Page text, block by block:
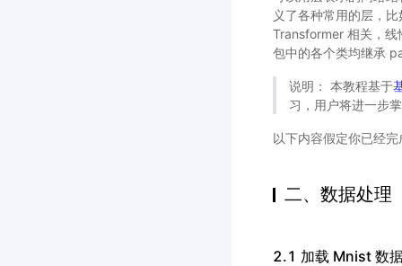
义了各种常用的层，
Transformer 相关，
包中的各个类均继承
说明： 本教程基于
习，用户将进一步
以下内容假定你已经
二、数据处理
2.1 加载 Mnist 数